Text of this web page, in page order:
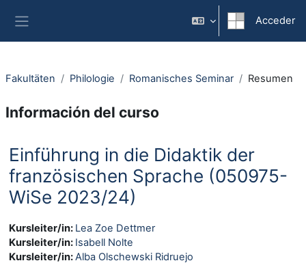
Acceder
Fakultäten Philologie Romanisches Seminar Resumen
Información del curso
Einführung in die Didaktik der
französischen Sprache (050975-
WiSe 2023/24)
Kursleiter/in: Lea Zoe Dettmer
Kursleiter/in: Isabell Nolte
Kursleiter/in:Alba Olschewski Ridruejo